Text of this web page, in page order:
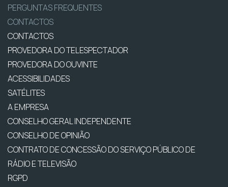
PERGUNTAS FREQUENTES
CONTACTOS
CONTACTOS
PROVEDORA DO TELESPECTADOR
PROVEDORA DO OUVINTE
ACESSIBILIDADES
SATÉLITES
A EMPRESA
CONSELHO GERAL INDEPENDENTE
CONSELHO DE OPINIÃO
CONTRATO DE CONCESSÃO DO SERVIÇO PÚBLICO DE
RÁDIO E TELEVISÃO
RGPD